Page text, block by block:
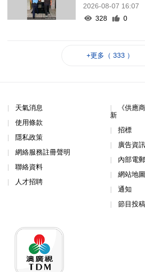
2026-08-07 16:07
328
0
+更多（ 333 ）
天氣消息
使用條款
隱私政策
網絡服務註冊聲明
聯絡資料
人才招聘
《供應
新
招標
廣告資訊
內部電郵
網站地圖
通知
節目投稿